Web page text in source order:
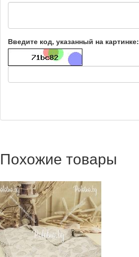
Введите код, указанный на картинке:
Похожие товары